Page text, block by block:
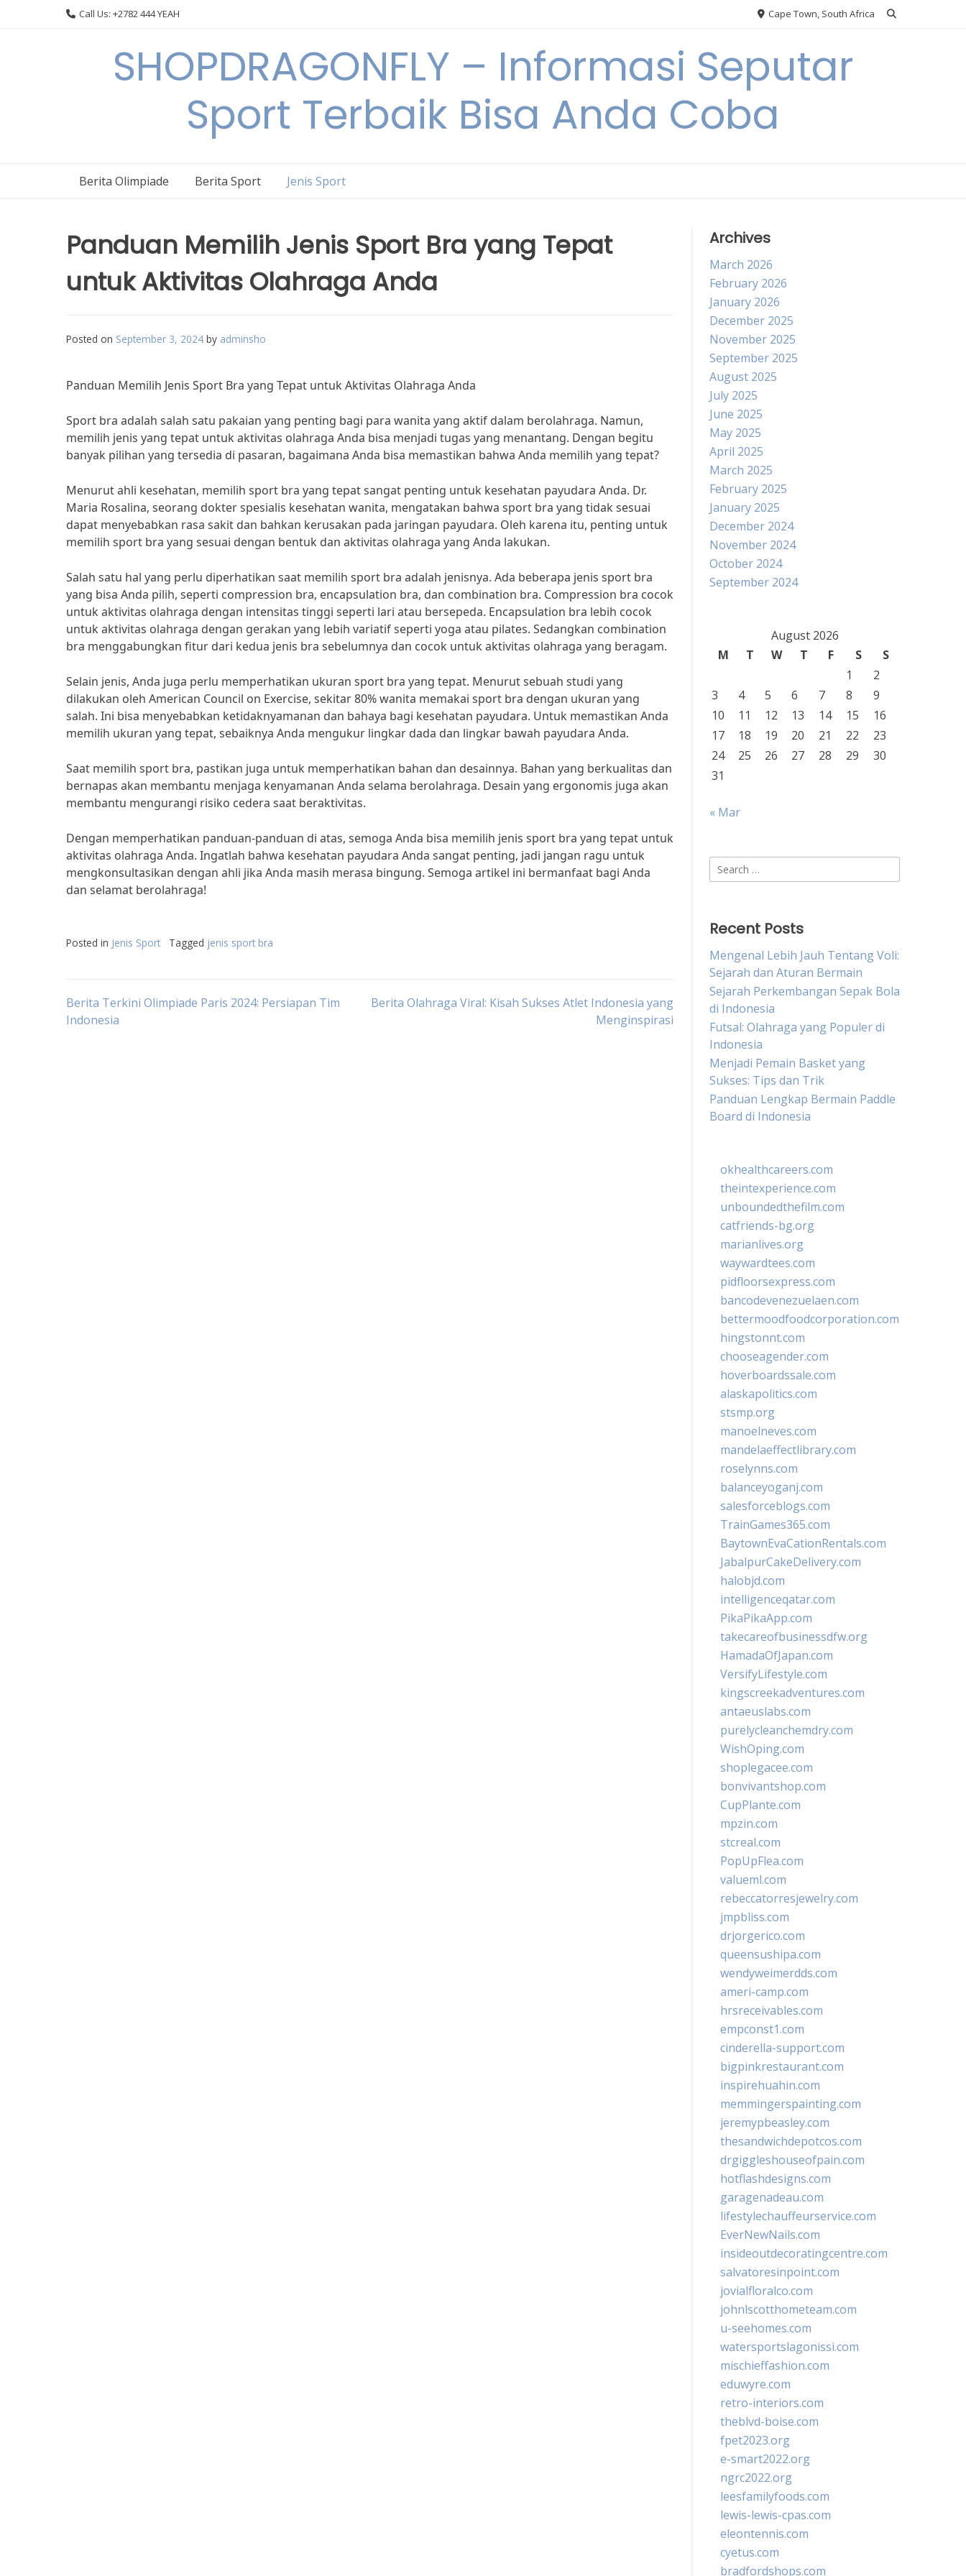
Call Us: +2782 444 YEAH Cape Town, South Africa
SHOPDRAGONFLY – Informasi Seputar
Sport Terbaik Bisa Anda Coba
Berita Olimpiade Berita Sport Jenis Sport
Panduan Memilih Jenis Sport Bra yang Tepat
untuk Aktivitas Olahraga Anda
Posted on September 3, 2024 by adminsho
Panduan Memilih Jenis Sport Bra yang Tepat untuk Aktivitas Olahraga Anda
Sport bra adalah salah satu pakaian yang penting bagi para wanita yang aktif dalam berolahraga. Namun,
memilih jenis yang tepat untuk aktivitas olahraga Anda bisa menjadi tugas yang menantang. Dengan begitu
banyak pilihan yang tersedia di pasaran, bagaimana Anda bisa memastikan bahwa Anda memilih yang tepat?
Menurut ahli kesehatan, memilih sport bra yang tepat sangat penting untuk kesehatan payudara Anda. Dr.
Maria Rosalina, seorang dokter spesialis kesehatan wanita, mengatakan bahwa sport bra yang tidak sesuai
dapat menyebabkan rasa sakit dan bahkan kerusakan pada jaringan payudara. Oleh karena itu, penting untuk
memilih sport bra yang sesuai dengan bentuk dan aktivitas olahraga yang Anda lakukan.
Salah satu hal yang perlu diperhatikan saat memilih sport bra adalah jenisnya. Ada beberapa jenis sport bra
yang bisa Anda pilih, seperti compression bra, encapsulation bra, dan combination bra. Compression bra cocok
untuk aktivitas olahraga dengan intensitas tinggi seperti lari atau bersepeda. Encapsulation bra lebih cocok
untuk aktivitas olahraga dengan gerakan yang lebih variatif seperti yoga atau pilates. Sedangkan combination
bra menggabungkan fitur dari kedua jenis bra sebelumnya dan cocok untuk aktivitas olahraga yang beragam.
Selain jenis, Anda juga perlu memperhatikan ukuran sport bra yang tepat. Menurut sebuah studi yang
dilakukan oleh American Council on Exercise, sekitar 80% wanita memakai sport bra dengan ukuran yang
salah. Ini bisa menyebabkan ketidaknyamanan dan bahaya bagi kesehatan payudara. Untuk memastikan Anda
memilih ukuran yang tepat, sebaiknya Anda mengukur lingkar dada dan lingkar bawah payudara Anda.
Saat memilih sport bra, pastikan juga untuk memperhatikan bahan dan desainnya. Bahan yang berkualitas dan
bernapas akan membantu menjaga kenyamanan Anda selama berolahraga. Desain yang ergonomis juga akan
membantu mengurangi risiko cedera saat beraktivitas.
Dengan memperhatikan panduan-panduan di atas, semoga Anda bisa memilih jenis sport bra yang tepat untuk
aktivitas olahraga Anda. Ingatlah bahwa kesehatan payudara Anda sangat penting, jadi jangan ragu untuk
mengkonsultasikan dengan ahli jika Anda masih merasa bingung. Semoga artikel ini bermanfaat bagi Anda
dan selamat berolahraga!
Posted in Jenis Sport Tagged jenis sport bra
Post
Berita Terkini Olimpiade Paris 2024: Persiapan Tim
Indonesia
Berita Olahraga Viral: Kisah Sukses Atlet Indonesia yang
Menginspirasi
Archives
March 2026
February 2026
January 2026
December 2025
November 2025
September 2025
August 2025
July 2025
June 2025
May 2025
April 2025
March 2025
February 2025
January 2025
December 2024
November 2024
October 2024
September 2024
August 2026
M
T W T F S
S
1
2
3
4 5 6 7 8
9
10
11 12 13 14 15
16
17
18 19 20 21 22
23
24
25 26 27 28 29
30
31
« Mar
Search
for:
Recent Posts
Mengenal Lebih Jauh Tentang Voli:
Sejarah dan Aturan Bermain
Sejarah Perkembangan Sepak Bola
di Indonesia
Futsal: Olahraga yang Populer di
Indonesia
Menjadi Pemain Basket yang
Sukses: Tips dan Trik
Panduan Lengkap Bermain Paddle
Board di Indonesia
okhealthcareers.com
theintexperience.com
unboundedthefilm.com
catfriends-bg.org
marianlives.org
waywardtees.com
pidfloorsexpress.com
bancodevenezuelaen.com
bettermoodfoodcorporation.com
hingstonnt.com
chooseagender.com
hoverboardssale.com
alaskapolitics.com
stsmp.org
manoelneves.com
mandelaeffectlibrary.com
roselynns.com
balanceyoganj.com
salesforceblogs.com
TrainGames365.com
BaytownEvaCationRentals.com
JabalpurCakeDelivery.com
halobjd.com
intelligenceqatar.com
PikaPikaApp.com
takecareofbusinessdfw.org
HamadaOfJapan.com
VersifyLifestyle.com
kingscreekadventures.com
antaeuslabs.com
purelycleanchemdry.com
WishOping.com
shoplegacee.com
bonvivantshop.com
CupPlante.com
mpzin.com
stcreal.com
PopUpFlea.com
valueml.com
rebeccatorresjewelry.com
jmpbliss.com
drjorgerico.com
queensushipa.com
wendyweimerdds.com
ameri-camp.com
hrsreceivables.com
empconst1.com
cinderella-support.com
bigpinkrestaurant.com
inspirehuahin.com
memmingerspainting.com
jeremypbeasley.com
thesandwichdepotcos.com
drgiggleshouseofpain.com
hotflashdesigns.com
garagenadeau.com
lifestylechauffeurservice.com
EverNewNails.com
insideoutdecoratingcentre.com
salvatoresinpoint.com
jovialfloralco.com
johnlscotthometeam.com
u-seehomes.com
watersportslagonissi.com
mischieffashion.com
eduwyre.com
retro-interiors.com
theblvd-boise.com
fpet2023.org
e-smart2022.org
ngrc2022.org
leesfamilyfoods.com
lewis-lewis-cpas.com
eleontennis.com
cyetus.com
bradfordshops.com